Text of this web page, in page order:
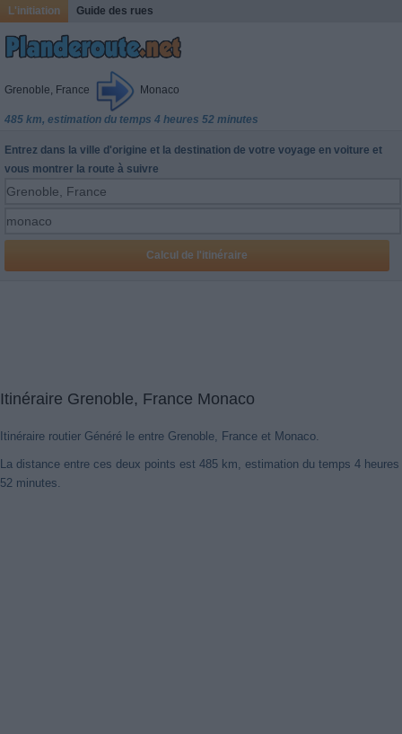
L'initiation Guide des rues
Grenoble, France Monaco
485 km, estimation du temps 4 heures 52 minutes
Entrez dans la ville d'origine et la destination de votre voyage en voiture et
vous montrer la route à suivre
Itinéraire Grenoble, France Monaco
Itinéraire routier Généré le entre Grenoble, France et Monaco.
La distance entre ces deux points est 485 km, estimation du temps 4 heures
52 minutes.